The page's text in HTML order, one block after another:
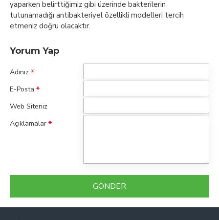
yaparken belirttiğimiz gibi üzerinde bakterilerin
tutunamadığı antibakteriyel özellikli modelleri tercih
etmeniz doğru olacaktır.
Yorum Yap
Adınız
E-Posta
Web Siteniz
Açıklamalar
GÖNDER